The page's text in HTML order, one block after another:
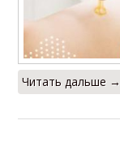
Читать дальше →